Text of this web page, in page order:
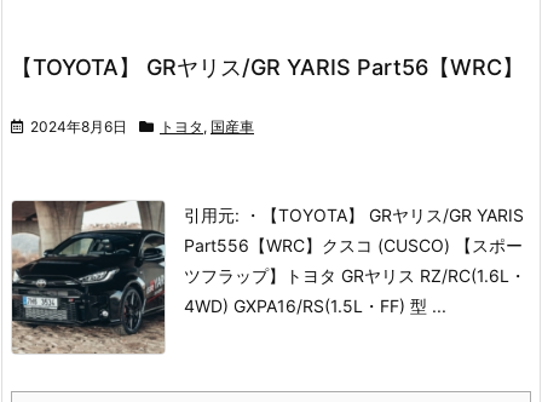
【TOYOTA】 GRヤリス/GR YARIS Part56【WRC】
2024年8月6日 トヨタ , 国産車
引用元: ・【TOYOTA】 GRヤリス/GR YARIS
Part556【WRC】 クスコ (CUSCO) 【スポー
ツフラップ】トヨタ GRヤリス RZ/RC(1.6L・
4WD) GXPA16/RS(1.5L・FF) 型 ...